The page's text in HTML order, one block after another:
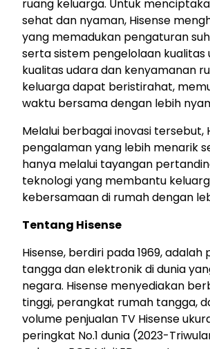
ruang keluarga. Untuk
sehat dan nyaman, Hisense
yang memadukan pengaturan
serta sistem pengelolaan kualitas
kualitas udara dan kenyamanan
keluarga dapat beristirahat,
waktu bersama dengan lebih
Melalui berbagai inovasi tersebut,
pengalaman yang lebih menarik
hanya melalui tayangan
teknologi yang membantu
kebersamaan di rumah dengan
Tentang Hisense
Hisense, berdiri pada 1969,
tangga dan elektronik di dunia
negara. Hisense menyediakan
tinggi, perangkat rumah tangga,
volume penjualan TV Hisense
peringkat No.1 dunia (2023-